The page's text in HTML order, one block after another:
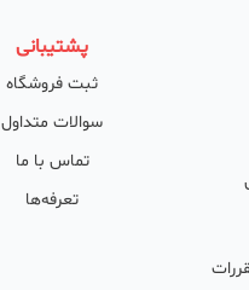
پشتیبانی
ثبت فروشگاه
سوالات متداول
تماس با ما
تعرفه‌ها